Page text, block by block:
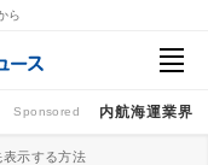
ら
Sponsored 内航海運業界
示する方法